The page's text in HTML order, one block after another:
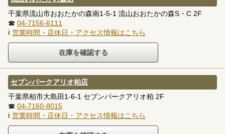
千葉県流山市おおたかの森南1-5-1 流山おおたかの森S・C 2F
☎ 04-7156-6111
ℹ 営業時間・店休日・アクセス情報はこちら
セブンパークアリオ柏店
千葉県柏市大島田1-6-1 セブンパークアリオ柏 2F
☎ 04-7160-8015
ℹ 営業時間・店休日・アクセス情報はこちら